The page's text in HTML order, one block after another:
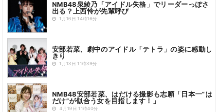
NMB48泉綾乃「アイドル失格」でリーダーっぽさ
出る？上西怜が先輩呼び
1月16日 14時16分
安部若菜、劇中のアイドル「テトラ」の姿に感動し
きり
1月13日 11時39分
NMB48安部若菜、はだける撮影も志願「日本一“は
だけ”が似合う女を目指します！」
4月19日 11時40分